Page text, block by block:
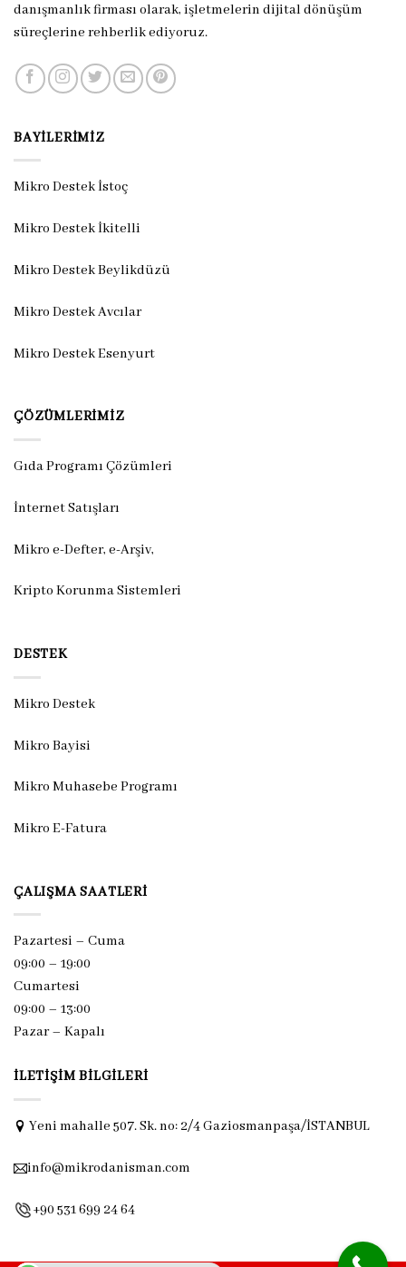
danışmanlık firması olarak, işletmelerin dijital dönüşüm
süreçlerine rehberlik ediyoruz.
BAYILERIMIZ
Mikro Destek İstoç
Mikro Destek İkitelli
Mikro Destek Beylikdüzü
Mikro Destek Avcılar
Mikro Destek Esenyurt
ÇÖZÜMLERIMIZ
Gıda Programı Çözümleri
İnternet Satışları
Mikro e-Defter, e-Arşiv,
Kripto Korunma Sistemleri
DESTEK
Mikro Destek
Mikro Bayisi
Mikro Muhasebe Programı
Mikro E-Fatura
ÇALIŞMA SAATLERI
Pazartesi – Cuma
09:00 – 19:00
Cumartesi
09:00 – 13:00
Pazar – Kapalı
İLETIŞIM BILGILERI
Yeni mahalle 507. Sk. no: 2/4 Gaziosmanpaşa/İSTANBUL
info@mikrodanisman.com
+90 531 699 24 64